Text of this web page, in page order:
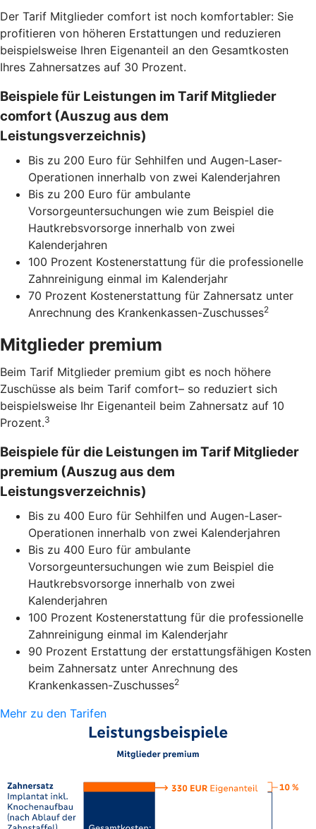
Der Tarif Mitglieder comfort ist noch komfortabler: Sie
profitieren von höheren Erstattungen und reduzieren
beispielsweise Ihren Eigenanteil an den Gesamtkosten
Ihres Zahnersatzes auf 30 Prozent.
Beispiele für Leistungen im Tarif Mitglieder
comfort (Auszug aus dem
Leistungsverzeichnis)
Bis zu 200 Euro für Sehhilfen und Augen-Laser-
Operationen innerhalb von zwei Kalenderjahren
Bis zu 200 Euro für ambulante
Vorsorgeuntersuchungen wie zum Beispiel die
Hautkrebsvorsorge innerhalb von zwei
Kalenderjahren
100 Prozent Kostenerstattung für die professionelle
Zahnreinigung einmal im Kalenderjahr
70 Prozent Kostenerstattung für Zahnersatz unter
Anrechnung des Krankenkassen-Zuschusses2
Mitglieder premium
Beim Tarif Mitglieder premium gibt es noch höhere
Zuschüsse als beim Tarif comfort– so reduziert sich
beispielsweise Ihr Eigenanteil beim Zahnersatz auf 10
Prozent.3
Beispiele für die Leistungen im Tarif Mitglieder
premium (Auszug aus dem
Leistungsverzeichnis)
Bis zu 400 Euro für Sehhilfen und Augen-Laser-
Operationen innerhalb von zwei Kalenderjahren
Bis zu 400 Euro für ambulante
Vorsorgeuntersuchungen wie zum Beispiel die
Hautkrebsvorsorge innerhalb von zwei
Kalenderjahren
100 Prozent Kostenerstattung für die professionelle
Zahnreinigung einmal im Kalenderjahr
90 Prozent Erstattung der erstattungsfähigen Kosten
beim Zahnersatz unter Anrechnung des
Krankenkassen-Zuschusses2
Mehr zu den Tarifen